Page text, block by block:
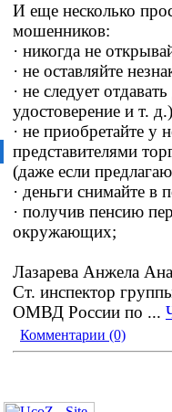
И еще несколько
мошенников:
· никогда не
· не оставляйте
· не следует
удостоверение и т.
· не приобретайте у
представителями
(даже если
· деньги снимайте в
· получив пенсию
окружающих;
Лазарева Анжела
Ст. инспектор
ОМВД России по ...
Комментарии (0)